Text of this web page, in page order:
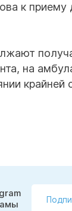
к приему
на
крайней